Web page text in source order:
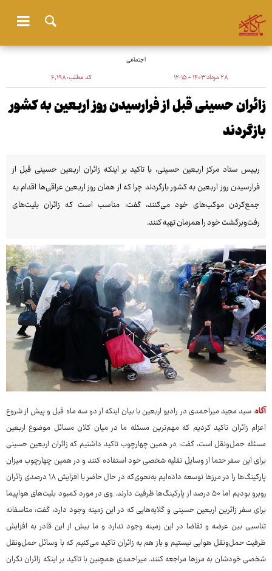
اجتماعی
۲۸ مرداد ۱۴۰۳ - ۱۲:۱۵ کد مطلب:۶٬۱۹۸
زائران حسینی قبل از فرارسیدن روز اربعین به کشور
بازگردند
رییس ستاد مرکز اربعین حسینی، با تاکید بر اینکه زائران اربعین حسینی قبل از
فرارسیدن روز اربعین به کشور بازگردند چرا که از همان روز اربعین عراقی‌ها اقدام به
جمع‌کردن موکب‌های خود می‌کنند، گفت: مناسب است که زائران بلیت‌های
رفت‌وبرگشت خود را همزمان تهیه کنند.
آگاه: سید مجید میراحمدی در رادیو اربعین با بیان اینکه از دو سه ماه قبل و پیش از شروع
اعزام زائران تاکید کردیم که مهم‌ترین مسئله ما در میان کلان مسائل موضوع اربعین
مسئله حمل‌ونقل است، گفت: در همین چهارچوب تاکید داشتیم که زائران اربعین حسینی
برای این سفر حتما از وسایل نقلیه شخصی خود استفاده کنند و در همین چهارچوب میزان
پارکینگ‌ها را در مرزها توسعه داده‌ایم به‌نحوی‌که در حال حاضر با افزایش ۱۸ درصدی زائران
روبرو بودیم اما ۵۰ درصد از پارکینگ‌ها ظرفیت دارند. وی در مورد کمبود بلیت‌های هواپیما
برای سفر زائرین اربعین حسینی و گلایه‌هایی که در این زمینه وجود دارد، گفت: متاسفانه
تناسبی بین عرضه و تقاضا در این زمینه وجود ندارد و ما بیش از این قادر به افزایش
ظرفیت حمل‌ونقل هوایی نیستیم و باز هم به زائران تاکید می‌کنیم که با وسائل حمل‌ونقل
شخصی خودشان به مرزها مراجعه کنند. میراحمدی همچنین با تاکید بر اینکه زائران نگران